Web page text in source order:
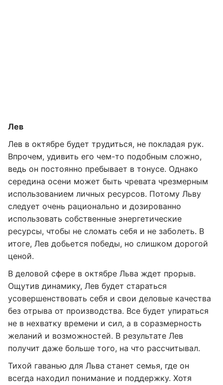
Лев
Лев в октябре будет трудиться, не покладая рук.
Впрочем, удивить его чем-то подобным сложно,
ведь он постоянно пребывает в тонусе. Однако
середина осени может быть чревата чрезмерным
использованием личных ресурсов. Потому Льву
следует очень рационально и дозированно
использовать собственные энергетические
ресурсы, чтобы не сломать себя и не заболеть. В
итоге, Лев добьется победы, но слишком дорогой
ценой.
В деловой сфере в октябре Льва ждет прорыв.
Ощутив динамику, Лев будет стараться
усовершенствовать себя и свои деловые качества
без отрыва от производства. Все будет упираться
не в нехватку времени и сил, а в соразмерность
желаний и возможностей. В результате Лев
получит даже больше того, на что рассчитывал.
Тихой гаванью для Льва станет семья, где он
всегда находил понимание и поддержку. Хотя